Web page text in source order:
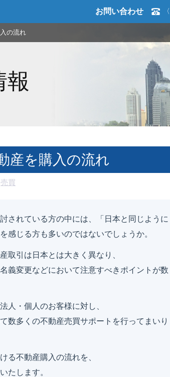
お問い合わせ
の流れ
報
産を購入の流れ
売買
されている方の中には、「日本と同じように
感じる方も多いのではないでしょうか。
取引は日本とは大きく異なり、
義変更などにおいて注意すべきポイントが数
人・個人のお客様に対し、
数多くの不動産売買サポートを行ってまいり
る不動産購入の流れを、
たします。